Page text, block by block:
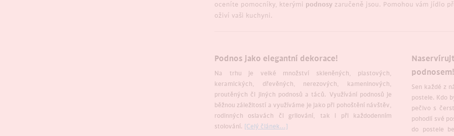
oceníte pomocníky, kterými podnosy zaručeně jsou. Pomohou vám jídlo
oživí vaši kuchyni.
Podnos jako elegantní dekorace!
Na trhu je velké množství skleněných, plastových,
keramických, dřevěných, nerezových, kameninových,
proutěných či jiných podnosů a táců. Využívání podnosů je
běžnou záležitostí a využíváme je jako při pohoštění návštěv,
rodinných oslavách či grilování, tak i při každodenním
stolování. [Celý článek...]
podnosem!
Sen každé z
postele. Kdo
pečivo s
pohodlí své
do postele